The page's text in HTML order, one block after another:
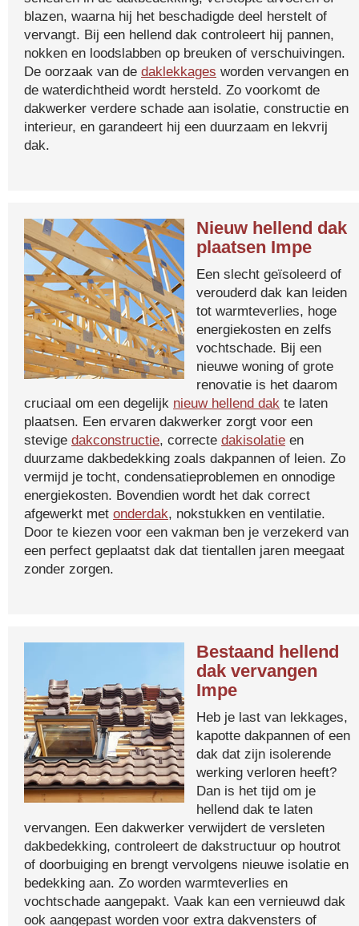
blazen, waarna hij het beschadigde deel herstelt of
vervangt. Bij een hellend dak controleert hij pannen,
nokken en loodslabben op breuken of verschuivingen.
De oorzaak van de daklekkages worden vervangen en
de waterdichtheid wordt hersteld. Zo voorkomt de
dakwerker verdere schade aan isolatie, constructie en
interieur, en garandeert hij een duurzaam en lekvrij
dak.
Nieuw hellend dak
plaatsen Impe
Een slecht geïsoleerd of
verouderd dak kan leiden
tot warmteverlies, hoge
energiekosten en zelfs
vochtschade. Bij een
nieuwe woning of grote
renovatie is het daarom
cruciaal om een degelijk nieuw hellend dak te laten
plaatsen. Een ervaren dakwerker zorgt voor een
stevige dakconstructie, correcte dakisolatie en
duurzame dakbedekking zoals dakpannen of leien. Zo
vermijd je tocht, condensatieproblemen en onnodige
energiekosten. Bovendien wordt het dak correct
afgewerkt met onderdak, nokstukken en ventilatie.
Door te kiezen voor een vakman ben je verzekerd van
een perfect geplaatst dak dat tientallen jaren meegaat
zonder zorgen.
Bestaand hellend
dak vervangen
Impe
Heb je last van lekkages,
kapotte dakpannen of een
dak dat zijn isolerende
werking verloren heeft?
Dan is het tijd om je
hellend dak te laten
vervangen. Een dakwerker verwijdert de versleten
dakbedekking, controleert de dakstructuur op houtrot
of doorbuiging en brengt vervolgens nieuwe isolatie en
bedekking aan. Zo worden warmteverlies en
vochtschade aangepakt. Vaak kan een vernieuwd dak
ook aangepast worden voor extra dakvensters of